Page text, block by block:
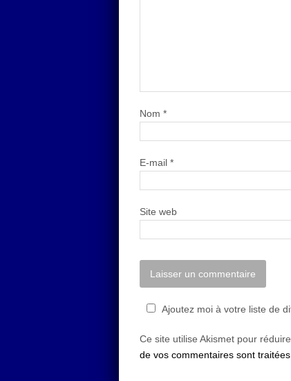
Nom *
E-mail *
Site web
Ajoutez moi à votre liste de
Ce site utilise Akismet pour
de vos commentaires sont traitées